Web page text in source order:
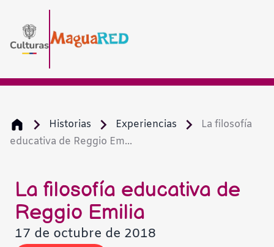
Historias Experiencias
La filosofía
educativa de Reggio Em...
La filosofía educativa de
Reggio Emilia
17 de octubre de 2018